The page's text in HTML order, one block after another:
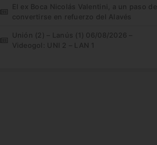
El ex Boca Nicolás Valentini, a un paso de
convertirse en refuerzo del Alavés
Unión (2) – Lanús (1) 06/08/2026 –
Videogol: UNI 2 – LAN 1